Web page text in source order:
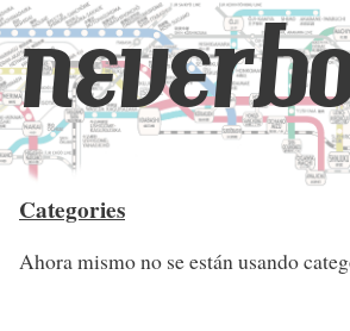
Categories
Ahora mismo no se están usando